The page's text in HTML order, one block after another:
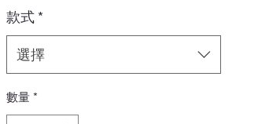
款式 *
選擇
數量 *